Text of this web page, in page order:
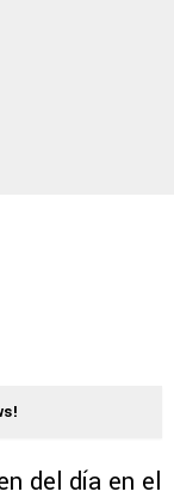
del día en el